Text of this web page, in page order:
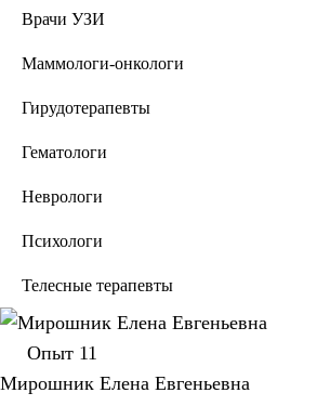
Врачи УЗИ
Маммологи-онкологи
Гирудотерапевты
Гематологи
Неврологи
Психологи
Телесные терапевты
Опыт 11
Мирошник Елена Евгеньевна